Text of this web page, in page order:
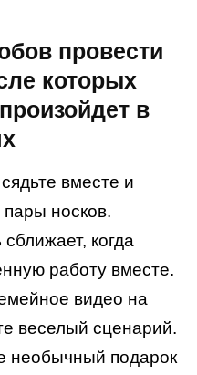
провести
которых
в
вместе и
пары носков.
когда
работу вместе.
видео на
веселый сценарий.
необычный подарок